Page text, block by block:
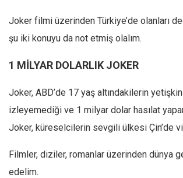
Joker filmi üzerinden Türkiye’de olanları
şu iki konuyu da not etmiş olalım.
1 MİLYAR DOLARLIK JOKER
Joker, ABD’de 17 yaş altındakilerin
izleyemediği ve 1 milyar dolar hasılat
Joker, küreselcilerin sevgili ülkesi Çin’de
Filmler, diziler, romanlar üzerinden dünya
edelim.